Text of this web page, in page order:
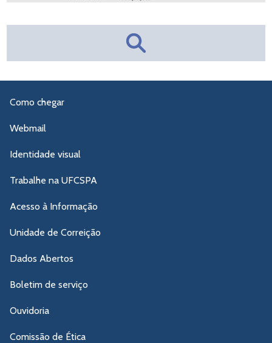
Como chegar
Webmail
Identidade visual
Trabalhe na UFCSPA
Acesso à Informação
Unidade de Correição
Dados Abertos
Boletim de serviço
Ouvidoria
Comissão de Ética